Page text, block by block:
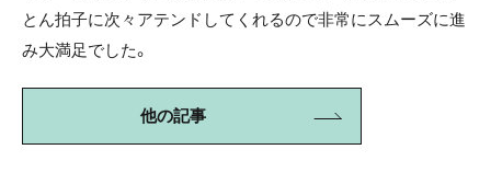
とん拍子に次々アテンドしてくれるので非常にスムーズに進
み大満足でした。
他の記事